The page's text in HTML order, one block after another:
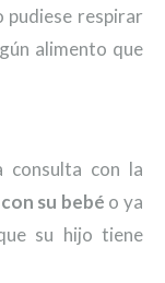
pudiese respirar
alimento que
consulta con la
su bebé o ya
su hijo tiene